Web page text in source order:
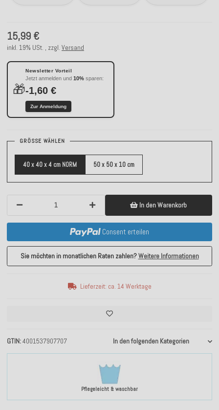
Pflegeleicht & waschbar
GTIN 4001537907707 In den folgenden Kategorien
15,99 €
inkl. 19% USt. , zzgl. Versand
🎁
Newsletter Vorteil
Jetzt anmelden und 10% sparen:
-1,60 €
Zur Anmeldung
GRÖSSE WÄHLEN
40 x 40 x 4 cm NORM 50 x 50 x 10 cm
In den Warenkorb
Consent erteilen
Sie möchten in monatlichen Raten zahlen?Weitere Informationen
Lieferzeit: ca. 14 Werktage